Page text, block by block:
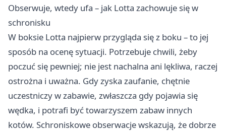
Obserwuje, wtedy ufa – jak Lotta zachowuje się w
schronisku
W boksie Lotta najpierw przygląda się z boku – to jej
sposób na ocenę sytuacji. Potrzebuje chwili, żeby
poczuć się pewniej; nie jest nachalna ani lękliwa, raczej
ostrożna i uważna. Gdy zyska zaufanie, chętnie
uczestniczy w zabawie, zwłaszcza gdy pojawia się
wędka, i potrafi być towarzyszem zabaw innych
kotów. Schroniskowe obserwacje wskazują, że dobrze